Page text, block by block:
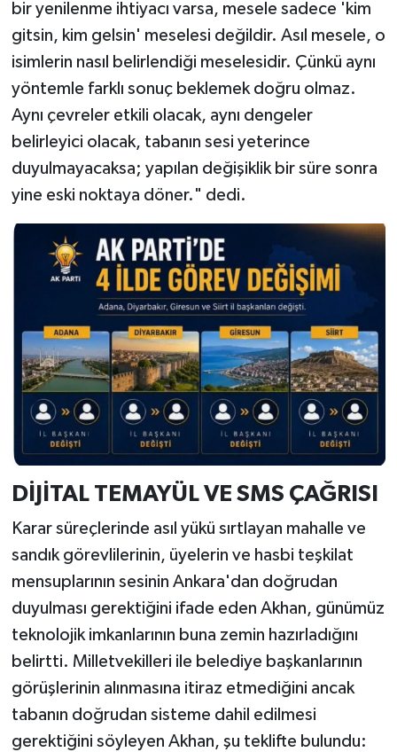
bir yenilenme ihtiyacı varsa, mesele sadece 'kim
gitsin, kim gelsin' meselesi değildir. Asıl mesele, o
isimlerin nasıl belirlendiği meselesidir. Çünkü aynı
yöntemle farklı sonuç beklemek doğru olmaz.
Aynı çevreler etkili olacak, aynı dengeler
belirleyici olacak, tabanın sesi yeterince
duyulmayacaksa; yapılan değişiklik bir süre sonra
yine eski noktaya döner." dedi.
DİJİTAL TEMAYÜL VE SMS ÇAĞRISI
Karar süreçlerinde asıl yükü sırtlayan mahalle ve
sandık görevlilerinin, üyelerin ve hasbi teşkilat
mensuplarının sesinin Ankara'dan doğrudan
duyulması gerektiğini ifade eden Akhan, günümüz
teknolojik imkanlarının buna zemin hazırladığını
belirtti. Milletvekilleri ile belediye başkanlarının
görüşlerinin alınmasına itiraz etmediğini ancak
tabanın doğrudan sisteme dahil edilmesi
gerektiğini söyleyen Akhan, şu teklifte bulundu: